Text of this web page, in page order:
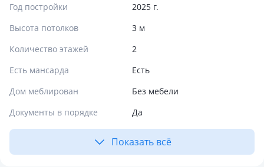
Год постройки
2025 г.
Высота потолков
3 м
Количество этажей
2
Есть мансарда
Есть
Дом меблирован
Без мебели
Документы в порядке
Да
Показать всё